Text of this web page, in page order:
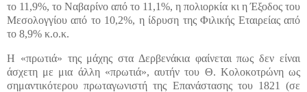
το 11,9%, το Ναβαρίνο από το 11,1%, η πολιορκία κι η Έξοδος του
Μεσολογγίου από το 10,2%, η ίδρυση της Φιλικής Εταιρείας από
το 8,9% κ.ο.κ.
Η «πρωτιά» της μάχης στα Δερβενάκια φαίνεται πως δεν είναι
άσχετη με μια άλλη «πρωτιά», αυτήν του Θ. Κολοκοτρώνη ως
σημαντικότερου πρωταγωνιστή της Επανάστασης του 1821 (σε